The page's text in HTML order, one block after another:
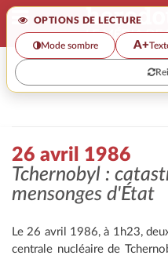
OPTIONS DE LECTURE
Mode sombre A+
>
26 avril 1986
Tchernobyl :
mensonges d'État
Le 26 avril 1986, à 1h23,
centrale nucléaire de